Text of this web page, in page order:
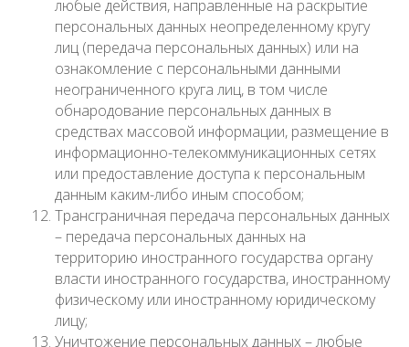
любые действия, направленные на раскрытие
персональных данных неопределенному кругу
лиц (передача персональных данных) или на
ознакомление с персональными данными
неограниченного круга лиц, в том числе
обнародование персональных данных в
средствах массовой информации, размещение в
информационно-телекоммуникационных сетях
или предоставление доступа к персональным
данным каким-либо иным способом;
Трансграничная передача персональных данных
– передача персональных данных на
территорию иностранного государства органу
власти иностранного государства, иностранному
физическому или иностранному юридическому
лицу;
Уничтожение персональных данных – любые